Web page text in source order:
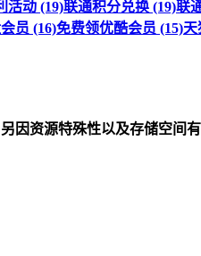
活动 (19)联通积分兑换 (19)联
员 (16)免费领优酷会员 (15)天
因资源特殊性以及存储空间